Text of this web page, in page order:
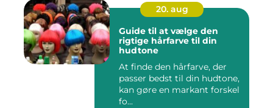
20. aug
Guide til at vælge den
rigtige hårfarve til din
hudtone
At finde den hårfarve, der
passer bedst til din hudtone,
kan gøre en markant forskel
fo...